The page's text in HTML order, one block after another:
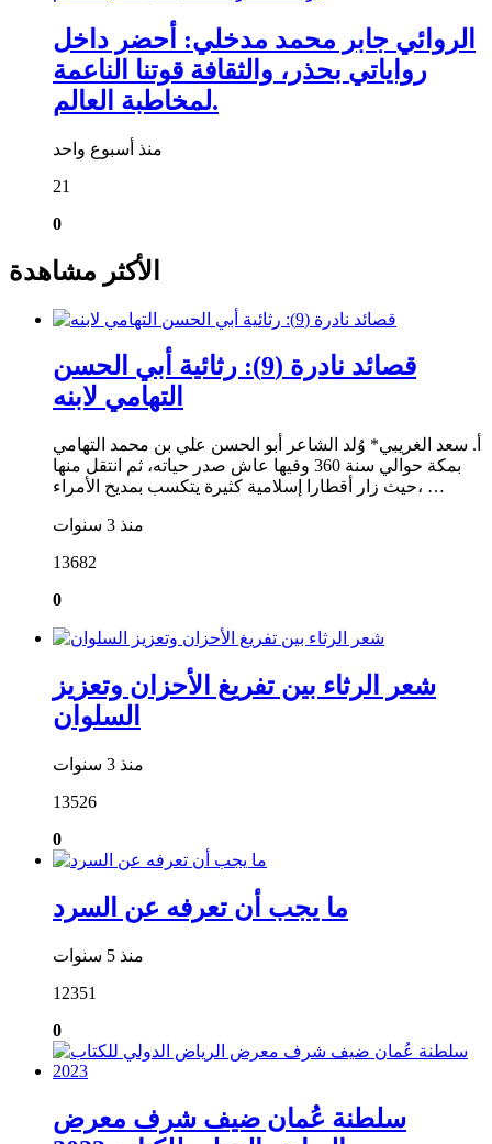
الروائي جابر محمد مدخلي: أحضر داخل
رواياتي بحذر، والثقافة قوتنا الناعمة
لمخاطبة العالم.
منذ أسبوع واحد
21
0
الأكثر مشاهدة
قصائد نادرة (9): رثائية أبي الحسن
التهامي لابنه
أ. سعد الغريبي* وُلد الشاعر أبو الحسن علي بن محمد التهامي
بمكة حوالي سنة 360 وفيها عاش صدر حياته، ثم انتقل منها
حيث زار أقطارا إسلامية كثيرة يتكسب بمديح الأمراء، …
منذ 3 سنوات
13682
0
شعر الرثاء بين تفريغ الأحزان وتعزيز
السلوان
منذ 3 سنوات
13526
0
ما يجب أن تعرفه عن السرد
منذ 5 سنوات
12351
0
سلطنة عُمان ضيف شرف معرض